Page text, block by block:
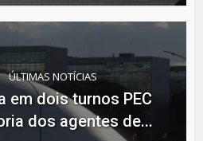
ÚLTIMAS NOTÍCIAS
em dois turnos PEC
dos agentes de...